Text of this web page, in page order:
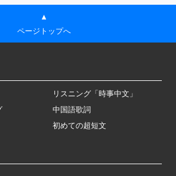
▲
ページトップへ
リスニング「時事中文」
中国語歌詞
初めての超短文